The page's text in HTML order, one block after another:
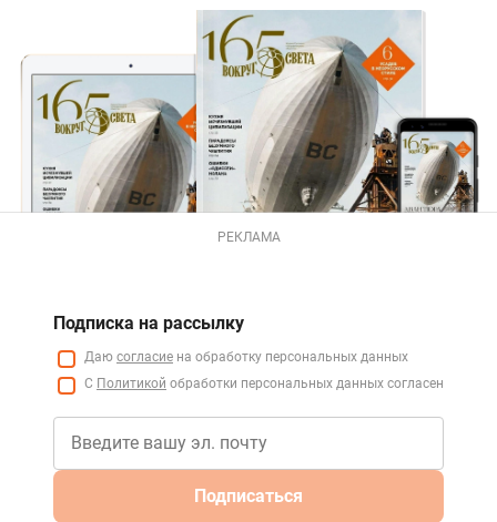
РЕКЛАМА
Подписка на рассылку
Даю согласие на обработку персональных данных
С Политикой обработки персональных данных согласен
Подписаться